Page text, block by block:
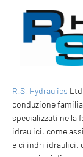
R.S. Hydraulics
conduzione
specializzati nella
idraulici, come
e cilindri idraulici,